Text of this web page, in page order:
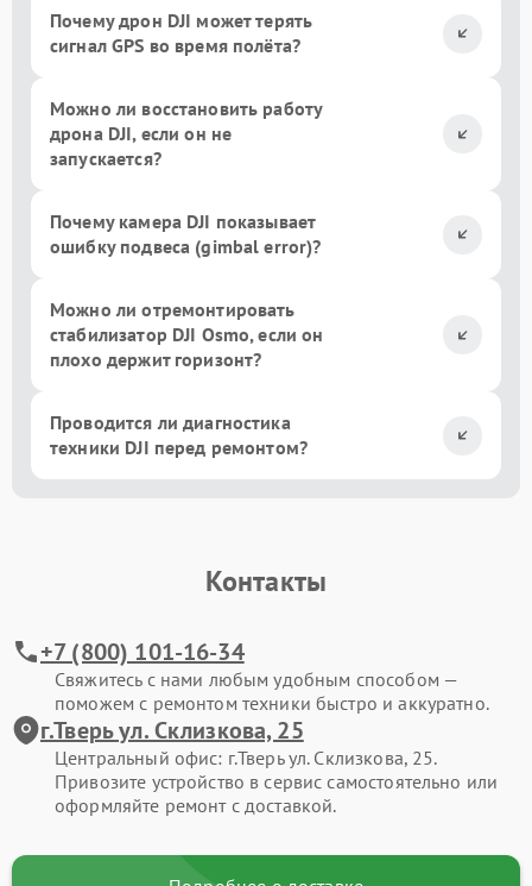
Почему дрон DJI может терять
сигнал GPS во время полёта?
Можно ли восстановить работу
дрона DJI, если он не
запускается?
Почему камера DJI показывает
ошибку подвеса (gimbal error)?
Можно ли отремонтировать
стабилизатор DJI Osmo, если он
плохо держит горизонт?
Проводится ли диагностика
техники DJI перед ремонтом?
Контакты
+7 (800) 101-16-34
Свяжитесь с нами любым удобным способом —
поможем с ремонтом техники быстро и аккуратно.
г.Тверь ул. Склизкова, 25
Центральный офис: г.Тверь ул. Склизкова, 25.
Привозите устройство в сервис самостоятельно или
оформляйте ремонт с доставкой.